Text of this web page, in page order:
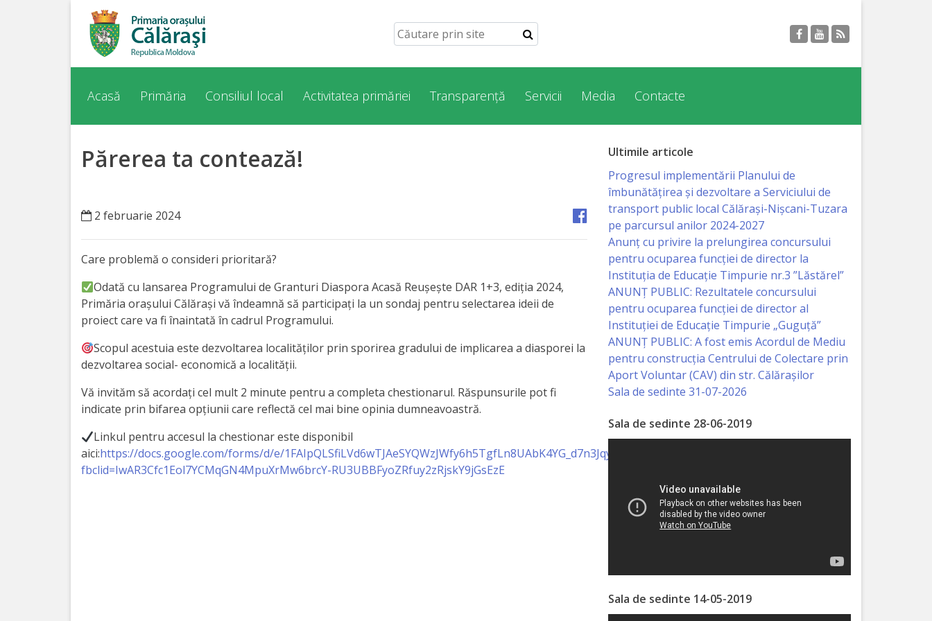
orașul
Călărași
Orașului
Personalități
Regulamente
înfrățite
Strategii
Registrul
Acasă Primăria Consiliul local Activitatea primăriei Transparență Servicii Media Contacte
Părerea ta contează!
2 februarie 2024
Care problemă o consideri prioritară?
Odată cu lansarea Programului de Granturi Diaspora Acasă Reușește DAR 1+3, ediția 2024,
Primăria orașului Călărași vă îndeamnă să participați la un sondaj pentru selectarea ideii de
proiect care va fi înaintată în cadrul Programului.
Scopul acestuia este dezvoltarea localităților prin sporirea gradului de implicarea a diasporei la
dezvoltarea social- economică a localității.
Vă invităm să acordați cel mult 2 minute pentru a completa chestionarul. Răspunsurile pot fi
indicate prin bifarea opțiunii care reflectă cel mai bine opinia dumneavoastră.
Linkul pentru accesul la chestionar este disponibil
aici:https://docs.google.com/forms/d/e/1FAIpQLSfiLVd6wTJAeSYQWzJWfy6h5TgfLn8UAbK4YG_d7n3JqygVUA/viewform?
fbclid=IwAR3Cfc1Eol7YCMqGN4MpuXrMw6brcY-RU3UBBFyoZRfuy2zRjskY9jGsEzE
Ultimile articole
Progresul implementării Planului de
îmbunătățirea și dezvoltare a Serviciului de
transport public local Călărași-Nișcani-Tuzara
pe parcursul anilor 2024-2027
Anunț cu privire la prelungirea concursului
pentru ocuparea funcţiei de director la
Instituția de Educație Timpurie nr.3 ”Lăstărel”
ANUNȚ PUBLIC: Rezultatele concursului
pentru ocuparea funcției de director al
Instituției de Educație Timpurie „Guguță”
ANUNȚ PUBLIC: A fost emis Acordul de Mediu
pentru construcția Centrului de Colectare prin
Aport Voluntar (CAV) din str. Călărașilor
Sala de sedinte 31-07-2026
Sala de sedinte 28-06-2019
Sala de sedinte 14-05-2019